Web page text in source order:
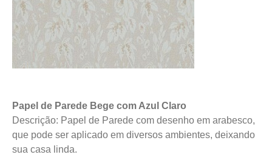
Papel de Parede Bege com Azul Claro
Descrição: Papel de Parede com desenho em arabesco,
que pode ser aplicado em diversos ambientes, deixando
sua casa linda.